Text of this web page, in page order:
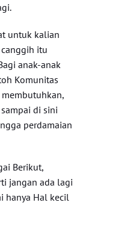
untuk kalian
itu
anak-anak
Komunitas
di sini
perdamaian
Berikut,
jangan ada lagi
hanya Hal kecil